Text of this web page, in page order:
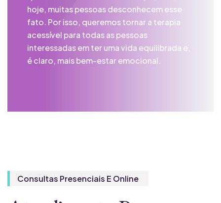
hoje, muitas pessoas desconhecem esse
fato. Por isso, queremos tornar a terapia
acessível para todas as pessoas
interessadas em ter uma vida equilibrada e,
é claro, mais bem-estar emocional.​